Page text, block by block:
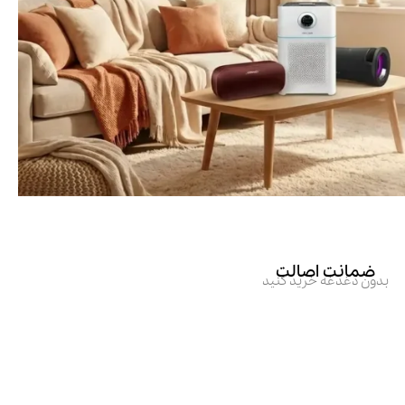
ضمانت اصالت
بدون دغدغه خرید کنید